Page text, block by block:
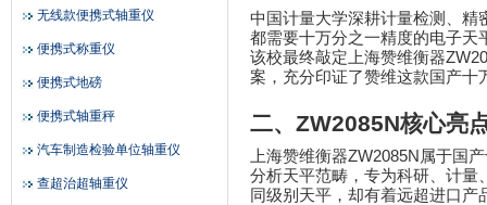
无线款便携式轴重仪
便携式称重仪
便携式地磅
便携式轴重秤
汽车制造检验单位轴重仪
查超治超轴重仪
中国计量大学深耕计量检测、精
都需要十万分之一精度的电子天
该校最终敲定上海赞维衡器
案，充分印证了赞维这款国产十
二、 ZW2085N核心亮
上海赞维衡器ZW2085N属于国
分析天平范畴，专为科研、计量
同级别天平，却有着远超进口产